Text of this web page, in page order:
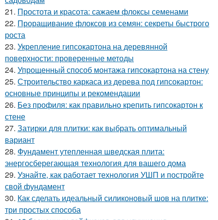
21. Простота и красота: сажаем флоксы семенами
22. Проращивание флоксов из семян: секреты быстрого
роста
23. Укрепление гипсокартона на деревянной
поверхности: проверенные методы
24. Упрощенный способ монтажа гипсокартона на стену
25. Строительство каркаса из дерева под гипсокартон:
основные принципы и рекомендации
26. Без профиля: как правильно крепить гипсокартон к
стене
27. Затирки для плитки: как выбрать оптимальный
вариант
28. Фундамент утепленная шведская плита:
энергосберегающая технология для вашего дома
29. Узнайте, как работает технология УШП и постройте
свой фундамент
30. Как сделать идеальный силиконовый шов на плитке:
три простых способа